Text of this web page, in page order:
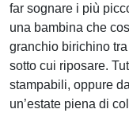
far sognare i più
una bambina che
granchio birichino
sotto cui riposare.
stampabili, oppure
un’estate piena di